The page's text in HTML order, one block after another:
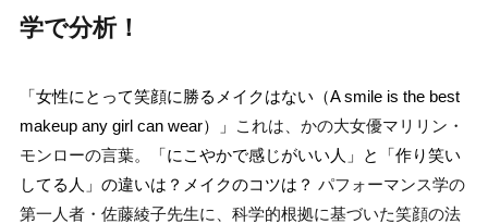
学で分析！
「女性にとって笑顔に勝るメイクはない（A smile is the best
makeup any girl can wear）」
これは、かの大女優マリリン・
モンローの言葉。
「にこやかで感じがいい人」と「作り笑い
してる人」の違いは？メイクのコツは？ パフォーマンス学の
第一人者・佐藤綾子先生に、科学的根拠に基づいた笑顔の法